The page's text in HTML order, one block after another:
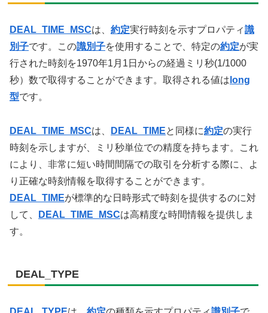
DEAL_TIME_MSCは、 約定実行時刻を示すプロパティ識
別子です。この識別子を使用することで、特定の約定が実
行された時刻を1970年1月1日からの経過ミリ秒(1/1000
秒）数で取得することができます。取得される値は long
型です。
DEAL_TIME_MSCは、 DEAL_TIMEと同様に約定の実行
時刻を示しますが、ミリ秒単位での精度を持ちます。これ
により、非常に短い時間間隔での取引を分析する際に、よ
り正確な時刻情報を取得することができます。
DEAL_TIMEが標準的な日時形式で時刻を提供するのに対
して、
DEAL_TIME_MSCは高精度な時間情報を提供しま
す。
DEAL_TYPE